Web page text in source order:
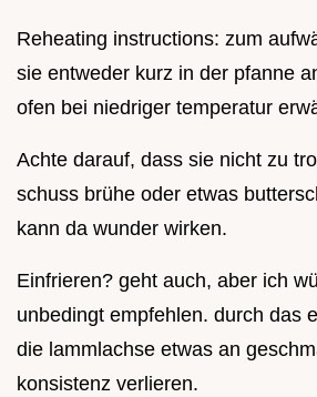
Reheating instructions: zum
sie entweder kurz in der pfanne
ofen bei niedriger temperatur
Achte darauf, dass sie nicht zu
schuss brühe oder etwas
kann da wunder wirken.
Einfrieren? geht auch, aber ich
unbedingt empfehlen. durch das
die lammlachse etwas an
konsistenz verlieren.